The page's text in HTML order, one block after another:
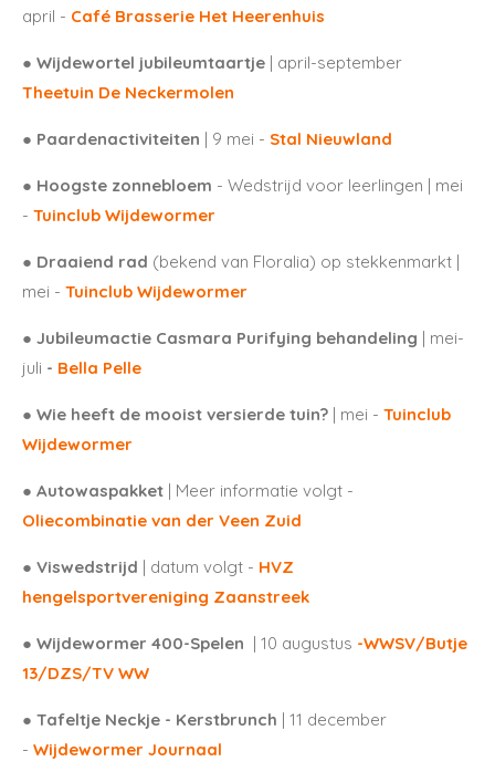
april - Café Brasserie Het Heerenhuis
● Wijdewortel jubileumtaartje | april-september
Theetuin De Neckermolen
● Paardenactiviteiten | 9 mei - Stal Nieuwland
● Hoogste zonnebloem - Wedstrijd voor leerlingen | mei
- Tuinclub Wijdewormer
● Draaiend rad (bekend van Floralia) op stekkenmarkt |
mei - Tuinclub Wijdewormer
● Jubileumactie Casmara Purifying behandeling | mei-
juli - Bella Pelle
● Wie heeft de mooist versierde tuin? | mei - Tuinclub
Wijdewormer
● Autowaspakket | Meer informatie volgt -
Oliecombinatie van der Veen Zuid
● Viswedstrijd | datum volgt - HVZ
hengelsportvereniging Zaanstreek
● Wijdewormer 400-Spelen | 10 augustus -WWSV/Butje
13/DZS/TV WW
● Tafeltje Neckje - Kerstbrunch | 11 december
- Wijdewormer Journaal